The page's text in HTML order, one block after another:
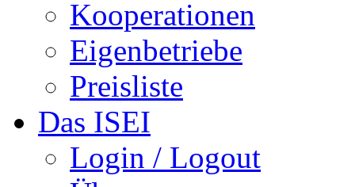
Kooperationen
Eigenbetriebe
Preisliste
Das ISEI
Login / Logout